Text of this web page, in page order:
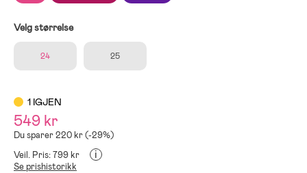
Velg størrelse
24 25
1 IGJEN
549 kr
Du sparer 220 kr (-29%)
Veil. Pris: 799 kr
i
Se prishistorikk